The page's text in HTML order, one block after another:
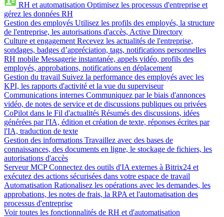
RH et automatisation Optimisez les processus d'entreprise et
gérez les données RH
Gestion des employés Utilisez les profils des employés, la structure
de l'entreprise, les autorisations d'accès, Active Directory
Culture et engagement Recevez les actualités de l'entreprise,
sondages, badges d’appréciation, tags, notifications personnelles
RH mobile Messagerie instantanée, appels vidéo, profils des
employés, approbations, notifications en déplacement
Gestion du travail Suivez la performance des employés avec les
KPI, les rapports d'activité et la vue du superviseur
Communications internes Communiquez par le biais d'annonces
vidéo, de notes de service et de discussions publiques ou privées
CoPilot dans le Fil d'actualités Résumés des discussions, idées
générées par l'IA, édition et création de texte, réponses écrites par
l'IA, traduction de texte
Gestion des informations Travaillez avec des bases de
connaissances, des documents en ligne, le stockage de fichiers, les
autorisations d'accès
Serveur MCP Connectez des outils d'IA externes à Bitrix24 et
exécutez des actions sécurisées dans votre espace de travail
Automatisation Rationalisez les opérations avec les demandes, les
approbations, les notes de frais, la RPA et l'automatisation des
processus d'entreprise
Voir toutes les fonctionnalités de RH et d'automatisation